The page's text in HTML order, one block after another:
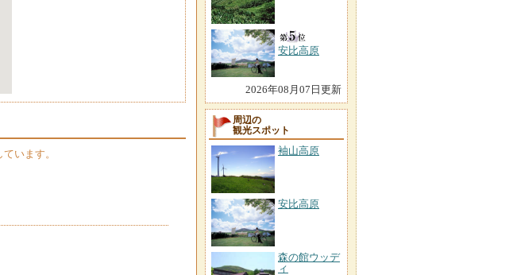
います。
安比高原
2026年08月07日更新
周辺の
観光スポット
袖山高原
安比高原
森の館ウッデ
ィ